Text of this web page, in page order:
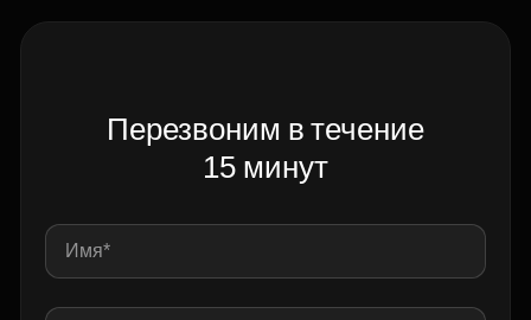
Перезвоним в течение
15 минут